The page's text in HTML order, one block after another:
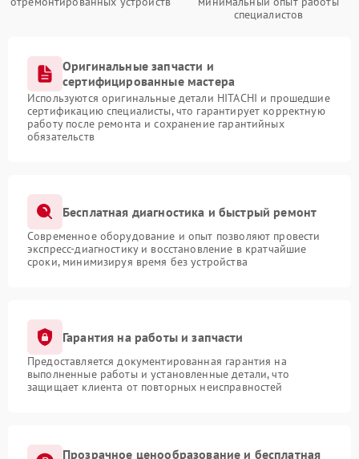
специалистов
Оригинальные запчасти и
сертифицированные мастера
Используются оригинальные детали HITACHI и прошедшие
сертификацию специалисты, что гарантирует корректную
работу после ремонта и сохранение гарантийных
обязательств
Бесплатная диагностика и быстрый ремонт
Современное оборудование и опыт позволяют провести
экспресс-диагностику и восстановление в кратчайшие
сроки, минимизируя время без устройства
Гарантия на работы и запчасти
Предоставляется документированная гарантия на
выполненные работы и установленные детали, что
защищает клиента от повторных неисправностей
Прозрачное ценообразование и бесплатная